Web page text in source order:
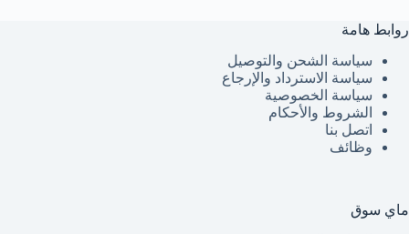
روابط هامة
سياسة الشحن والتوصيل
سياسة الاسترداد والإرجاع
سياسة الخصوصية
الشروط والأحكام
اتصل بنا
وظائف
ماي سوق